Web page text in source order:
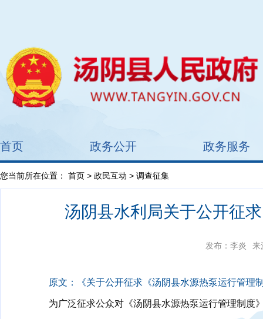
首页 政务公开 政务服务
您当前所在位置： 首页 > 政民互动 > 调查征集
汤阴县水利局关于公开征
发布：李炎 来
原文：《关于公开征求《汤阴县水源热泵运行管理
为广泛征求公众对《汤阴县水源热泵运行管理制度